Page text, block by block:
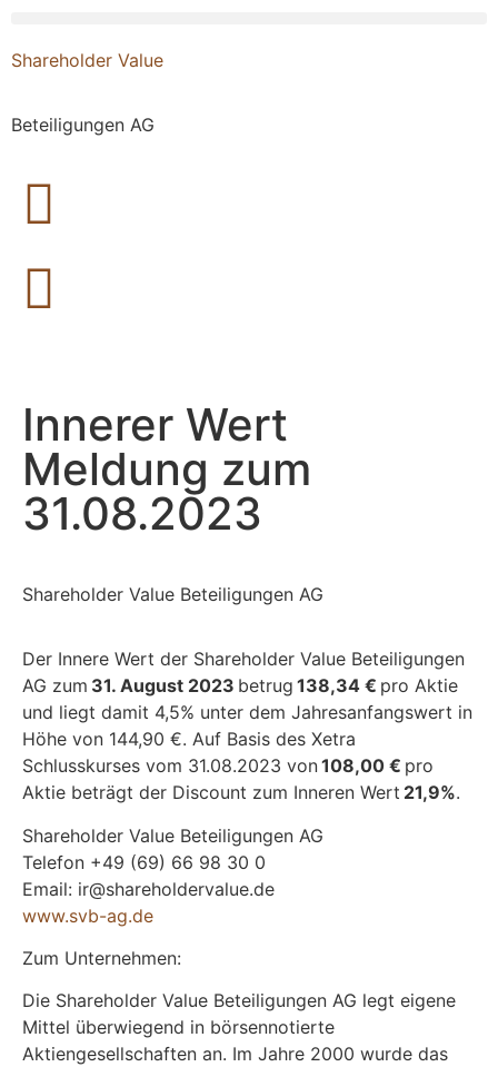
Shareholder Value
Beteiligungen AG
Innerer Wert
Meldung zum
31.08.2023
Shareholder Value Beteiligungen AG
Der Innere Wert der Shareholder Value Beteiligungen
AG zum 31. August 2023 betrug 138,34 € pro Aktie
und liegt damit 4,5% unter dem Jahresanfangswert in
Höhe von 144,90 €. Auf Basis des Xetra
Schlusskurses vom 31.08.2023 von108,00 € pro
Aktie beträgt der Discount zum Inneren Wert 21,9%.
Shareholder Value Beteiligungen AG
Telefon +49 (69) 66 98 30 0
Email: ir@shareholdervalue.de
www.svb-ag.de
Zum Unternehmen:
Die Shareholder Value Beteiligungen AG legt eigene
Mittel überwiegend in börsennotierte
Aktiengesellschaften an. Im Jahre 2000 wurde das